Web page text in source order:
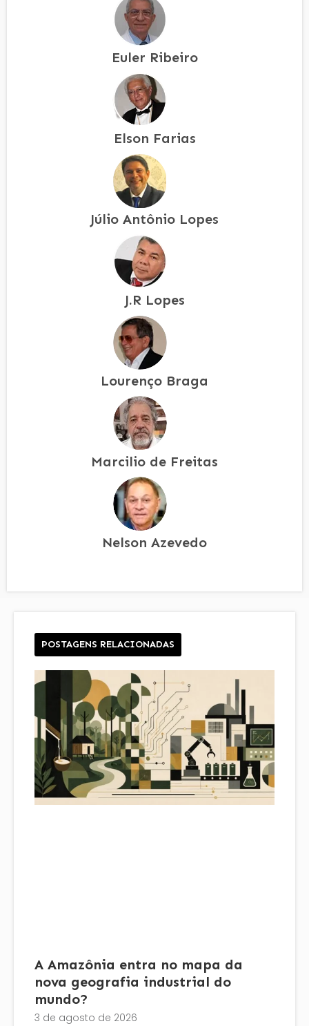
Euler Ribeiro
Elson Farias
Júlio Antônio Lopes
J.R Lopes
Lourenço Braga
Marcilio de Freitas
Nelson Azevedo
POSTAGENS RELACIONADAS
A Amazônia entra no mapa da
nova geografia industrial do
mundo?
3 de agosto de 2026